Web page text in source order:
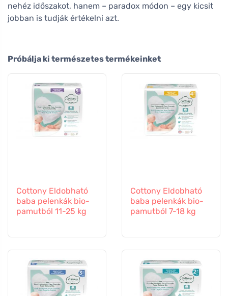
nehéz időszakot, hanem – paradox módon – egy kicsit
jobban is tudják értékelni azt.
Próbálja ki természetes termékeinket
Cottony Eldobható
baba pelenkák bio-
pamutból 11-25 kg
Cottony Eldobható
baba pelenkák bio-
pamutból 7-18 kg